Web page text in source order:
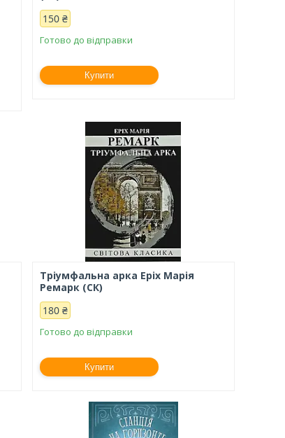
150 ₴
Готово до відправки
Купити
Тріумфальна арка Еріх Марія
Ремарк (СК)
180 ₴
Готово до відправки
Купити